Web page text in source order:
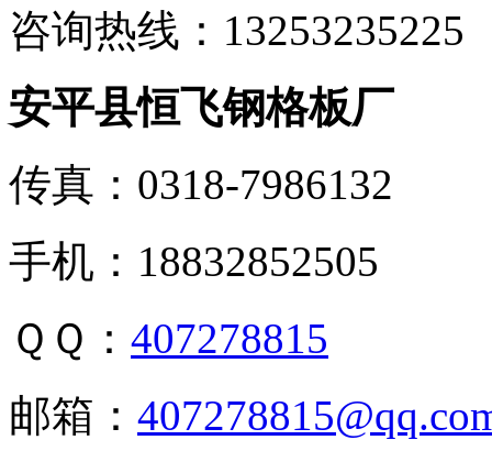
咨询热线： 13253235225
安平县恒飞钢格板厂
传真：0318-7986132
手机：18832852505
ＱＱ： 407278815
邮箱：